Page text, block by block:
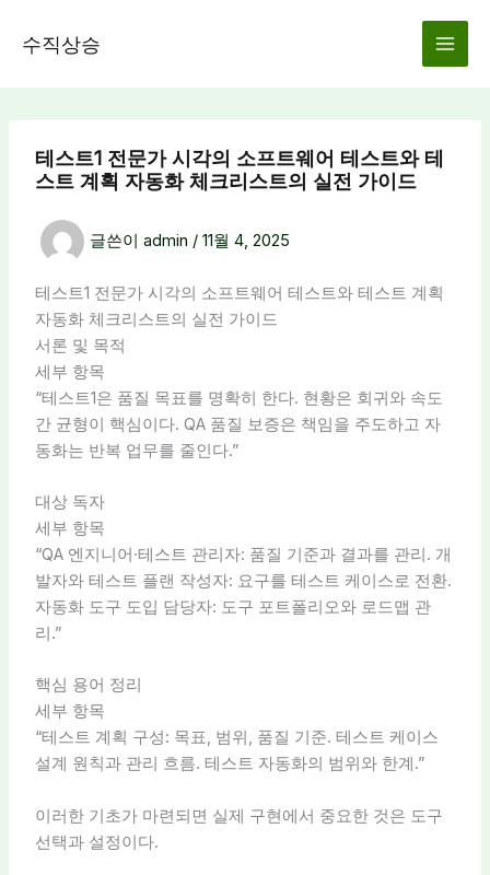
수직상승
테스트1 전문가 시각의 소프트웨어 테스트와 테
스트 계획 자동화 체크리스트의 실전 가이드
글쓴이 admin / 11월 4, 2025
테스트1 전문가 시각의 소프트웨어 테스트와 테스트 계획
자동화 체크리스트의 실전 가이드
서론 및 목적
세부 항목
“테스트1은 품질 목표를 명확히 한다. 현황은 회귀와 속도
간 균형이 핵심이다. QA 품질 보증은 책임을 주도하고 자
동화는 반복 업무를 줄인다.”
대상 독자
세부 항목
“QA 엔지니어·테스트 관리자: 품질 기준과 결과를 관리. 개
발자와 테스트 플랜 작성자: 요구를 테스트 케이스로 전환.
자동화 도구 도입 담당자: 도구 포트폴리오와 로드맵 관
리.”
핵심 용어 정리
세부 항목
“테스트 계획 구성: 목표, 범위, 품질 기준. 테스트 케이스
설계 원칙과 관리 흐름. 테스트 자동화의 범위와 한계.”
이러한 기초가 마련되면 실제 구현에서 중요한 것은 도구
선택과 설정이다.